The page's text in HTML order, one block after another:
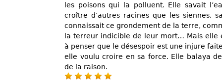
les poisons qui la polluent. Elle savait
croître d’autres racines que les siennes,
connaissait ce grondement de la terre,
la terreur indicible de leur mort… Mais elle
à penser que le désespoir est une injure
elle voulu croire en sa force. Elle balaya
de la raison.